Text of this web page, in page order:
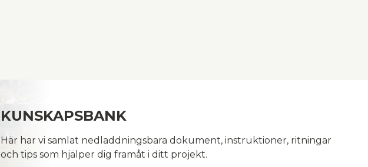
KUNSKAPSBANK
Här har vi samlat nedladdningsbara dokument, instruktioner, ritningar
och tips som hjälper dig framåt i ditt projekt.